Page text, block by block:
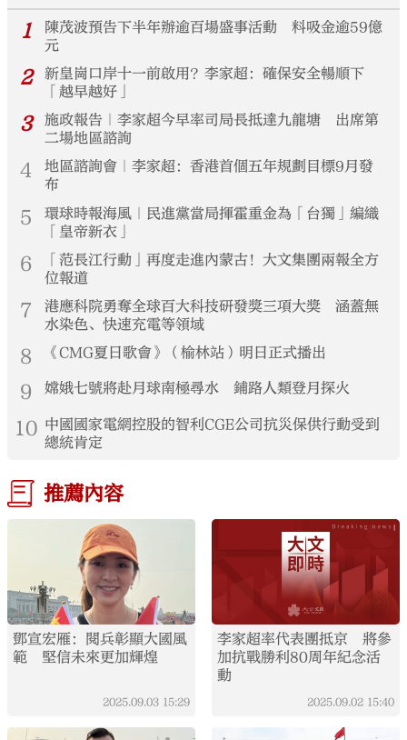
1
陳茂波預告下半年辦逾百場盛事活動 料吸金逾59億
元
2
新皇崗口岸十一前啟用？李家超：確保安全暢順下
「越早越好」
3
施政報告｜李家超今早率司局長抵達九龍塘 出席第
二場地區諮詢
4
地區諮詢會｜李家超：香港首個五年規劃目標9月發
布
5
環球時報海風｜民進黨當局揮霍重金為「台獨」編織
「皇帝新衣」
6
「范長江行動」再度走進內蒙古！大文集團兩報全方
位報道
7
港應科院勇奪全球百大科技研發獎三項大獎 涵蓋無
水染色、快速充電等領域
8 《CMG夏日歌會》（榆林站）明日正式播出
9 嫦娥七號將赴月球南極尋水 鋪路人類登月探火
10 中國國家電網控股的智利CGE公司抗災保供行動受到
總統肯定
推薦內容
鄧宣宏雁：閱兵彰顯大國風
範 堅信未來更加輝煌
2025.09.03 15:29
李家超率代表團抵京 將參
加抗戰勝利80周年紀念活
動
2025.09.02 15:40